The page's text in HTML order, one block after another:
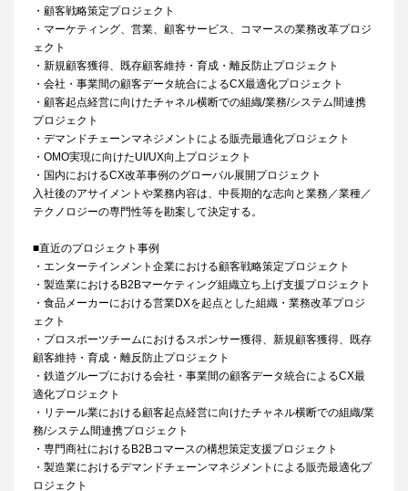
・顧客戦略策定プロジェクト
・マーケティング、営業、顧客サービス、コマースの業務改革プロジ
ェクト
・新規顧客獲得、既存顧客維持・育成・離反防止プロジェクト
・会社・事業間の顧客データ統合によるCX最適化プロジェクト
・顧客起点経営に向けたチャネル横断での組織/業務/システム間連携
プロジェクト
・デマンドチェーンマネジメントによる販売最適化プロジェクト
・OMO実現に向けたUI/UX向上プロジェクト
・国内におけるCX改革事例のグローバル展開プロジェクト
入社後のアサイメントや業務内容は、中長期的な志向と業務／業種／
テクノロジーの専門性等を勘案して決定する。
■直近のプロジェクト事例
・エンターテインメント企業における顧客戦略策定プロジェクト
・製造業におけるB2Bマーケティング組織立ち上げ支援プロジェクト
・食品メーカーにおける営業DXを起点とした組織・業務改革プロジ
ェクト
・プロスポーツチームにおけるスポンサー獲得、新規顧客獲得、既存
顧客維持・育成・離反防止プロジェクト
・鉄道グループにおける会社・事業間の顧客データ統合によるCX最
適化プロジェクト
・リテール業における顧客起点経営に向けたチャネル横断での組織/業
務/システム間連携プロジェクト
・専門商社におけるB2Bコマースの構想策定支援プロジェクト
・製造業におけるデマンドチェーンマネジメントによる販売最適化プ
ロジェクト